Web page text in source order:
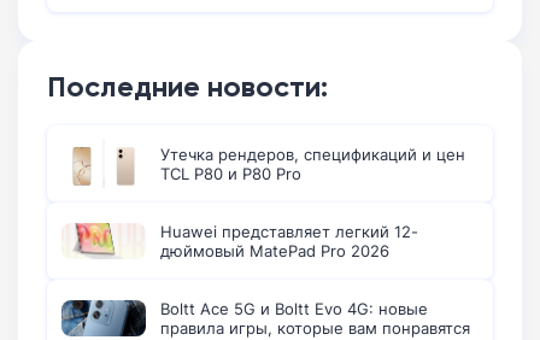
Последние новости:
Утечка рендеров, спецификаций и цен
TCL P80 и P80 Pro
Huawei представляет легкий 12-
дюймовый MatePad Pro 2026
Boltt Ace 5G и Boltt Evo 4G: новые
правила игры, которые вам понравятся